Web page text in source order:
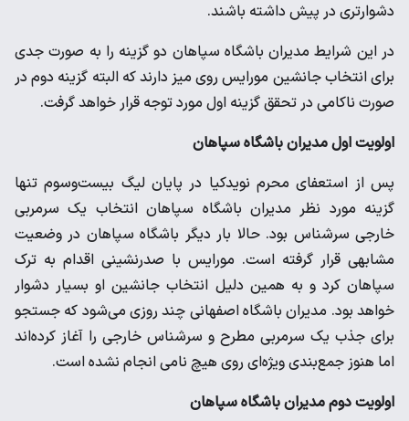
دشوارتری در پیش داشته باشند.
در این شرایط مدیران باشگاه سپاهان دو گزینه را به صورت جدی
برای انتخاب جانشین مورایس روی میز دارند که البته گزینه دوم در
صورت ناکامی در تحقق گزینه اول مورد توجه قرار خواهد گرفت.
اولویت اول مدیران باشگاه سپاهان
پس از استعفای محرم نویدکیا در پایان لیگ بیست‌و‌سوم تنها
گزینه مورد نظر مدیران باشگاه سپاهان انتخاب یک سرمربی
خارجی سرشناس بود. حالا بار دیگر باشگاه سپاهان در وضعیت
مشابهی قرار گرفته است. مورایس با صدرنشینی اقدام به ترک
سپاهان کرد و به همین دلیل انتخاب جانشین او بسیار دشوار
خواهد بود. مدیران باشگاه اصفهانی چند روزی می‌شود که جستجو
برای جذب یک سرمربی مطرح و سرشناس خارجی را آغاز کرده‌اند
اما هنوز جمع‌بندی ویژه‌ای روی هیچ نامی انجام نشده است.
اولویت دوم مدیران باشگاه سپاهان